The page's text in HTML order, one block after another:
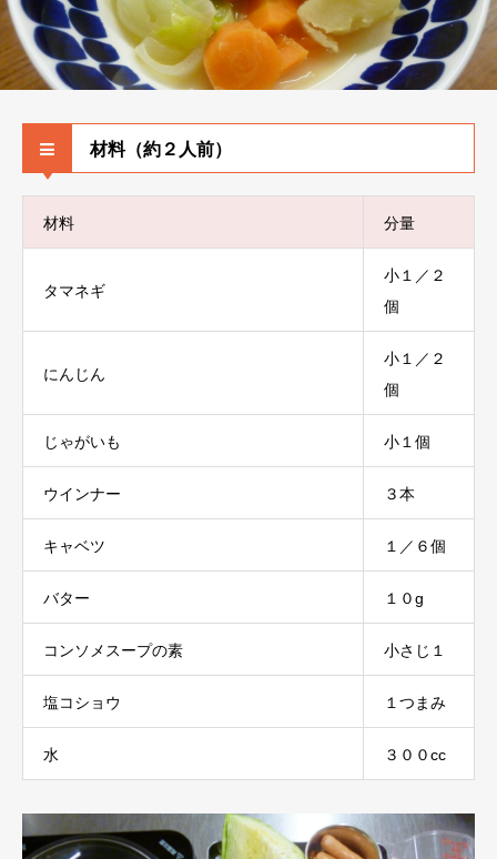
材料（約２人前）
材料 分量
タマネギ
小１／２
個
にんじん
小１／２
個
じゃがいも 小１個
ウインナー ３本
キャベツ １／６個
バター １０g
コンソメスープの素 小さじ１
塩コショウ １つまみ
水 ３００cc